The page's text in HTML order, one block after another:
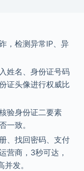
，检测异常IP、异
姓名、身份证号码
证头像进行权威比
核验身份证二要素
一致。
、找回密码、支付
营商，3秒可达，
发。